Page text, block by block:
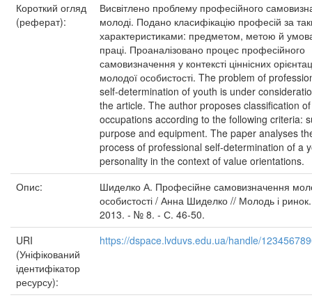
Короткий огляд
(реферат):
Висвітлено проблему професійного
молоді. Подано класифікацію професій за
характеристиками: предметом, метою й
праці. Проаналізовано процес професійного
самовизначення у контексті ціннісних
молодої особистості. The problem of
self-determination of youth is under
the article. The author proposes classification of
occupations according to the following criteria:
purpose and equipment. The paper analyses
process of professional self-determination of a
personality in the context of value orientations.
Опис:
Шиделко А. Професійне самовизначення
особистості / Анна Шиделко // Молодь і
2013. - № 8. - С. 46-50.
URI
(Уніфікований
ідентифікатор
ресурсу):
https://dspace.lvduvs.edu.ua/handle/